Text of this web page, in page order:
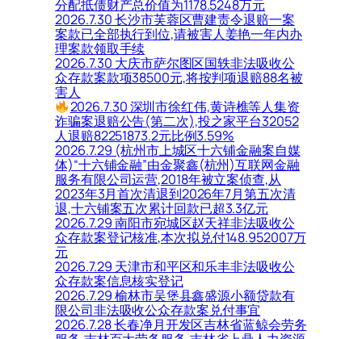
分配抵债财产总价值为1178.5248万元
2026.7.30 长沙市芙蓉区曹建责令退赔一案
案款已全部执行到位,请被害人姜艳一年内办
理案款领取手续
2026.7.30 大庆市萨尔图区国轶非法吸收公
众存款案款项38500元,将按判项退赔88名被
害人
2026.7.30 深圳市徐红伟,黄诗樵等人集资
诈骗案退赔公告(第二次),投之家平台32052
人退赔82251873.2元比例3.59%
2026.7.29 (杭州市上城区十六铺金融案自媒
体)“十六铺金融”由金聚鑫(杭州)互联网金融
服务有限公司运营,2018年被立案侦查,从
2023年3月首次清退到2026年7月第五次清
退,十六铺案五次累计回款已超3.3亿元
2026.7.29 南阳市宛城区赵天祥非法吸收公
众存款案登记核准,本次拟兑付148.952007万
元
2026.7.29 天津市和平区和乐丰非法吸收公
众存款案信息核实登记
2026.7.29 榆林市吴堡县鑫盛源小额贷款有
限公司非法吸收公众存款案兑付事宜
2026.7.28 长春净月开发区吉林省蓝鲸会劳务